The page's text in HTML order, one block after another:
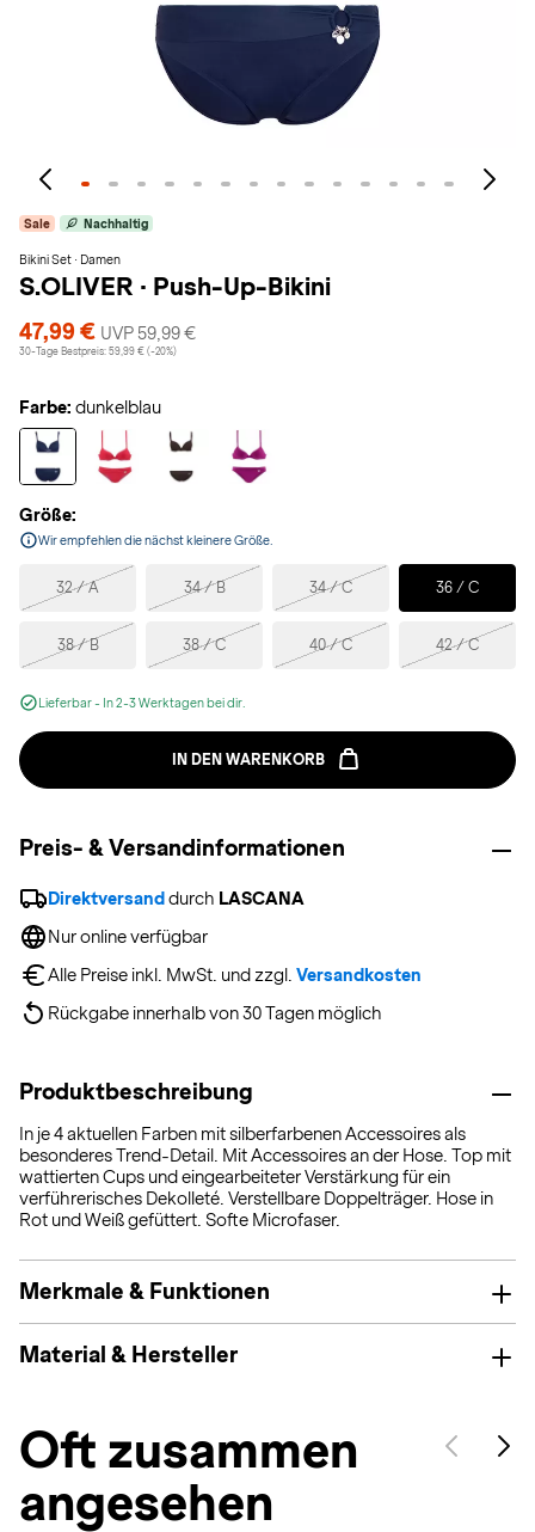
Sale Nachhaltig
Bikini Set · Damen
S.OLIVER · Push-Up-Bikini
47,99 € UVP 59,99 €
30-Tage Bestpreis: 59,99 € (-20%)
Farbe: dunkelblau
Größe:
Wir empfehlen die nächst kleinere Größe.
32 / A 34 / B 34 / C 36 / C
38 / B 38 / C 40 / C 42 / C
Lieferbar - In 2-3 Werktagen bei dir.
IN DEN WARENKORB
Preis- & Versandinformationen
Direktversand durch LASCANA
Nur online verfügbar
Alle Preise inkl. MwSt. und zzgl. Versandkosten
Rückgabe innerhalb von 30 Tagen möglich
Produktbeschreibung
In je 4 aktuellen Farben mit silberfarbenen Accessoires als
besonderes Trend-Detail. Mit Accessoires an der Hose. Top mit
wattierten Cups und eingearbeiteter Verstärkung für ein
verführerisches Dekolleté. Verstellbare Doppelträger. Hose in
Rot und Weiß gefüttert. Softe Microfaser.
Merkmale & Funktionen
Material & Hersteller
Oft zusammen
angesehen